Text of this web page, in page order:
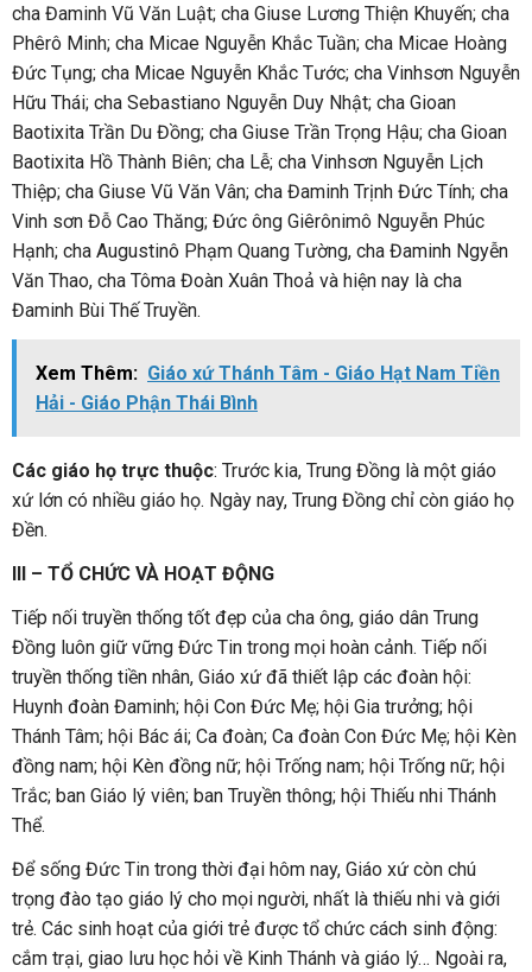
cha Đaminh Vũ Văn Luật; cha Giuse Lương Thiện Khuyến; cha
Phêrô Minh; cha Micae Nguyễn Khắc Tuần; cha Micae Hoàng
Đức Tụng; cha Micae Nguyễn Khắc Tước; cha Vinhsơn Nguyễn
Hữu Thái; cha Sebastiano Nguyễn Duy Nhật; cha Gioan
Baotixita Trần Du Đồng; cha Giuse Trần Trọng Hậu; cha Gioan
Baotixita Hồ Thành Biên; cha Lễ; cha Vinhsơn Nguyễn Lịch
Thiệp; cha Giuse Vũ Văn Vân; cha Đaminh Trịnh Đức Tính; cha
Vinh sơn Đỗ Cao Thăng; Đức ông Giêrônimô Nguyễn Phúc
Hạnh; cha Augustinô Phạm Quang Tường, cha Đaminh Ngyễn
Văn Thao, cha Tôma Đoàn Xuân Thoả và hiện nay là cha
Đaminh Bùi Thế Truyền.
Xem Thêm: Giáo xứ Thánh Tâm - Giáo Hạt Nam Tiền
Hải - Giáo Phận Thái Bình
Các giáo họ trực thuộc: Trước kia, Trung Đồng là một giáo
xứ lớn có nhiều giáo họ. Ngày nay, Trung Đồng chỉ còn giáo họ
Đền.
III – TỔ CHỨC VÀ HOẠT ĐỘNG
Tiếp nối truyền thống tốt đẹp của cha ông, giáo dân Trung
Đồng luôn giữ vững Đức Tin trong mọi hoàn cảnh. Tiếp nối
truyền thống tiền nhân, Giáo xứ đã thiết lập các đoàn hội:
Huynh đoàn Đaminh; hội Con Đức Mẹ; hội Gia trưởng; hội
Thánh Tâm; hội Bác ái; Ca đoàn; Ca đoàn Con Đức Mẹ; hội Kèn
đồng nam; hội Kèn đồng nữ; hội Trống nam; hội Trống nữ; hội
Trắc; ban Giáo lý viên; ban Truyền thông; hội Thiếu nhi Thánh
Thể.
Để sống Đức Tin trong thời đại hôm nay, Giáo xứ còn chú
trọng đào tạo giáo lý cho mọi người, nhất là thiếu nhi và giới
trẻ. Các sinh hoạt của giới trẻ được tổ chức cách sinh động:
cắm trại, giao lưu học hỏi về Kinh Thánh và giáo lý… Ngoài ra,